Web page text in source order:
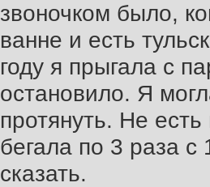
звоночком было,
ванне и есть
году я прыгала с
остановило. Я
протянуть. Не
бегала по 3 раза с
сказать.